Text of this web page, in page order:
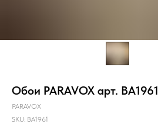
Обои PARAVOX арт. BA1961
PARAVOX
SKU: BA1961